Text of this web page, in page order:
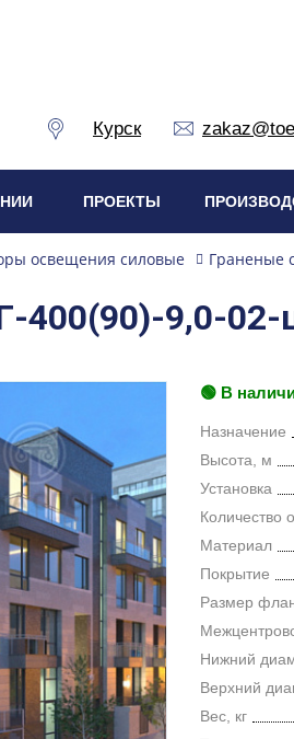
Курск
ПРОЕКТЫ
освещения силовые Граненые
400(90)-9,0-02-
🟢 В
Назначение
Высота, м
Установка
Количество
Материал
Покрытие
Размер
Нижний
Верхний
Вес, кг